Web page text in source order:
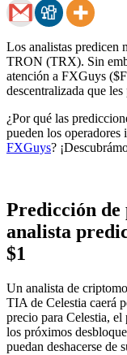
Los analistas predicen
TRON (TRX). Sin
atención a FXGuys
descentralizada que
¿Por qué las
pueden los operadores
FXGuys?
Predicción de
analista
$1
Un analista de
TIA de Celestia caerá
precio para Celestia, el
los próximos
puedan deshacerse de